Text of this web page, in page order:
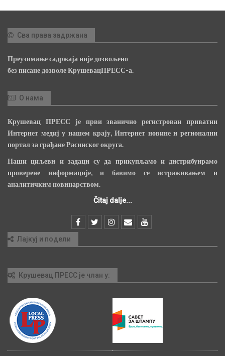
Сва права задржана
Преузимање садржаја није дозвољено
без писане дозволе КрушевацПРЕСС-а.
О нама
Крушевац ПРЕСС је први званично регистрован приватни
Интернет медиј у нашем крају, Интернет новине и регионални
портал за грађане Расинског округа.
Наши циљеви и задаци су да прикупљамо и дистрибуирамо
проверене информације, и бавимо се истраживањем и
аналитичким новинарством.
Čitaj dalje...
Лајкуј и подели
Крушевац ПРЕСС је члан у: